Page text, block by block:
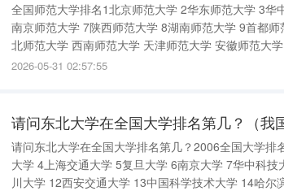
全国师范大学排名1北京师范大学 2华东师范大学 3
南京师范大学 7陕西师范大学 8湖南师范大学 9首都
北师范大学 西南师范大学 天津师范大学 安徽师范大
学 19河北师范大学 河南师范大学 21广西师范大学 浙
2026-05-31 02:57:55
请问东北大学在全国大学排名第几？（我
请问东北大学在全国大学排名第几？2006全国大学排名200 排名校名 1清华大学 2北京大
大学 4上海交通大学 5复旦大学 6南京大学 7华中科
川大学 12西安交通大学 13中国科学技术大学 14哈